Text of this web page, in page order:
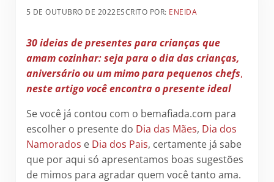
5 DE OUTUBRO DE 2022ESCRITO POR: ENEIDA
30 ideias de presentes para crianças que
amam cozinhar: seja para o dia das crianças,
aniversário ou um mimo para pequenos chefs,
neste artigo você encontra o presente ideal
Se você já contou com o bemafiada.com para
escolher o presente do Dia das Mães, Dia dos
Namorados e Dia dos Pais, certamente já sabe
que por aqui só apresentamos boas sugestões
de mimos para agradar quem você tanto ama.